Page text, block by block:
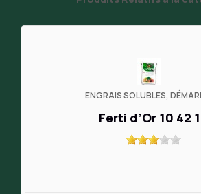
ENGRAIS SOLUBLES,
Ferti d’Or 10 42